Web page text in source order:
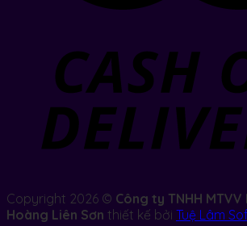
Copyright 2026 © Công ty TNHH
Hoàng Liên Sơn thiết kế bởi Tuệ Lâm